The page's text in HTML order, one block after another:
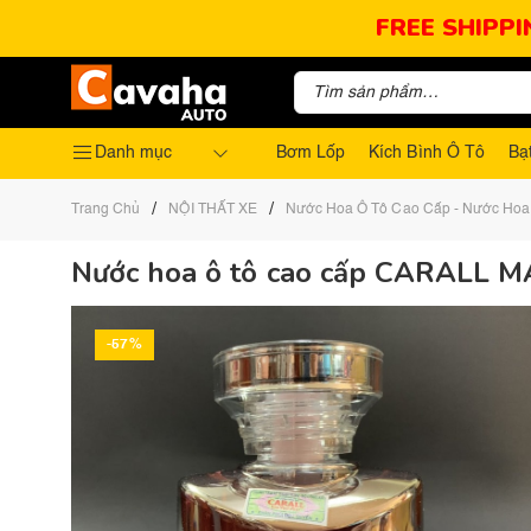
FREE
Danh mục Bơm Lốp Kích Bình Ô Tô
Trang Chủ / NỘI THẤT XE / Nước Hoa Ô Tô Cao Cấp - Nước
Nước hoa ô tô cao cấp CARALL
-57%